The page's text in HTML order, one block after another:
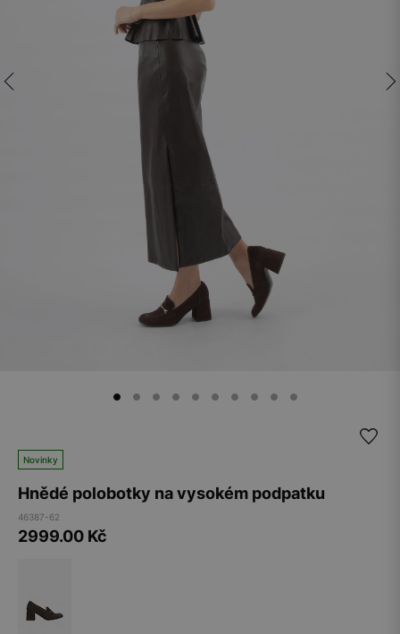
Novinky
Hnědé polobotky na vysokém podpatku
46387-62
2999.00 Kč